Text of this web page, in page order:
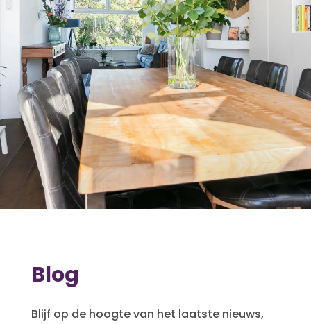
Blog
Blijf op de hoogte van het laatste nieuws,